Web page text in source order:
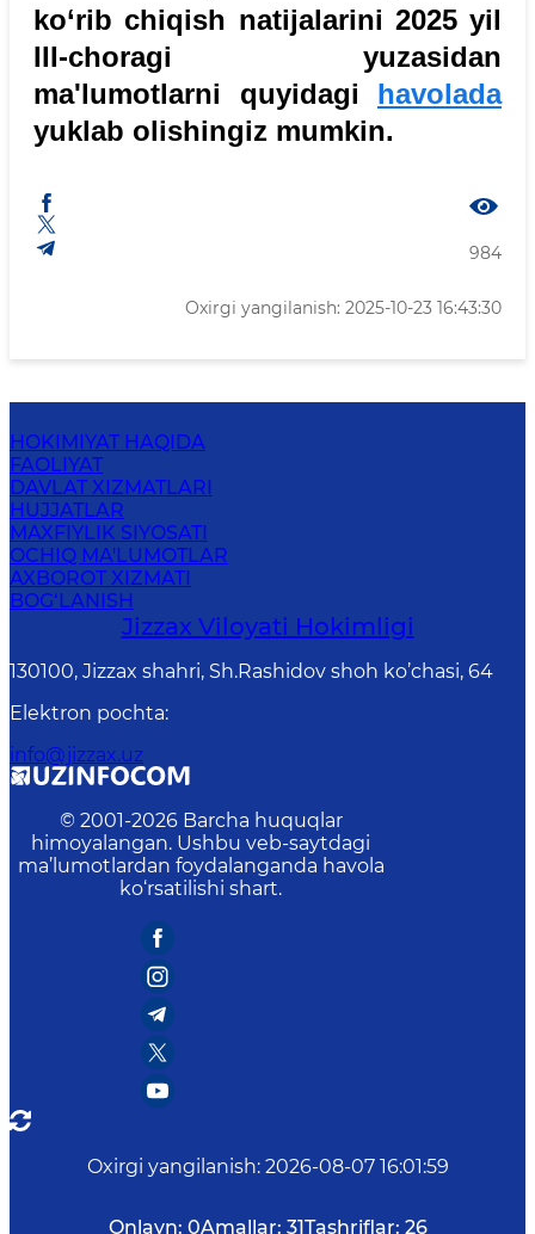
ko‘rib chiqish natijalarini 2025 yil
III-choragi yuzasidan
ma'lumotlarni quyidagi havolada
yuklab olishingiz mumkin.
984
Oxirgi yangilanish: 2025-10-23 16:43:30
HOKIMIYAT HAQIDA
FAOLIYAT
DAVLAT XIZMATLARI
HUJJATLAR
MAXFIYLIK SIYOSATI
OCHIQ MA'LUMOTLAR
AXBOROT XIZMATI
BOG‘LANISH
Jizzах Vilоyati Hоkimligi
130100, Jizzax shahri, Sh.Rashidov shoh ko’chasi, 64
Elektron pochta:
info@jizzax.uz
© 2001-2026 Barcha huquqlar
himoyalangan. Ushbu veb-saytdagi
ma’lumotlardan foydalanganda havola
ko‘rsatilishi shart.
Oxirgi yangilanish: 2026-08-07 16:01:59
Onlayn: 0Amallar: 31Tashriflar: 26